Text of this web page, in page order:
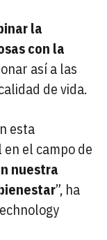
la
con la
así a las
de vida.
esta
el campo de
nuestra
”, ha